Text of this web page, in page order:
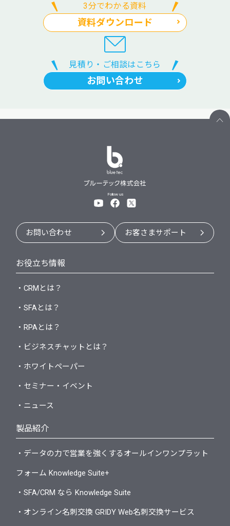
3分でわかる資料
資料ダウンロード
見積り・ご相談はこちら
お問い合わせ
Follow us
お問い合わせ お客さまサポート
お役立ち情報
・CRMとは？
・SFAとは？
・RPAとは？
・ビジネスチャットとは？
・ホワイトペーパー
・セミナー・イベント
・ニュース
製品紹介
・データの力で営業を強くするオールインワンプラット
フォーム Knowledge Suite+
・SFA/CRM なら Knowledge Suite
・オンライン名刺交換 GRIDY Web名刺交換サービス